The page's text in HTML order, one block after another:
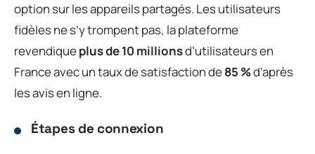
option sur les appareils partagés. Les utilisateurs
fidèles ne s’y trompent pas, la plateforme
revendiqueplus de 10 millionsd’utilisateurs en
France avec un taux de satisfaction de85 %d’après
les avis en ligne.
Étapes de connexion